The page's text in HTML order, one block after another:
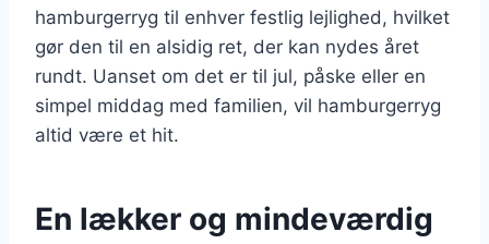
hamburgerryg til enhver festlig lejlighed, hvilket
gør den til en alsidig ret, der kan nydes året
rundt. Uanset om det er til jul, påske eller en
simpel middag med familien, vil hamburgerryg
altid være et hit.
En lækker og mindeværdig